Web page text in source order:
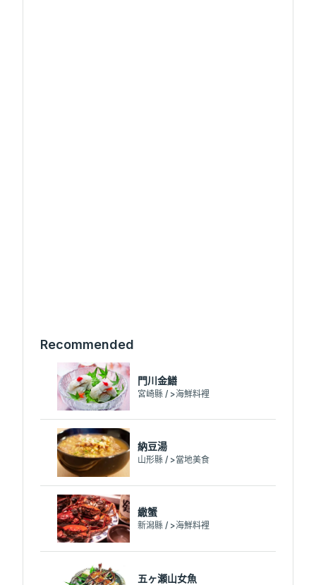
Recommended
門川金鱔
宮崎縣 / >海鮮料裡
納豆湯
山形縣 / >當地美食
繖蟹
新潟縣 / >海鮮料裡
五ヶ瀬山女魚